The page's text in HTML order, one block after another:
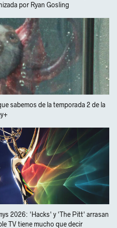
por Ryan Gosling
sabemos de la temporada 2 de la
2026: 'Hacks' y 'The Pitt' arrasan
TV tiene mucho que decir